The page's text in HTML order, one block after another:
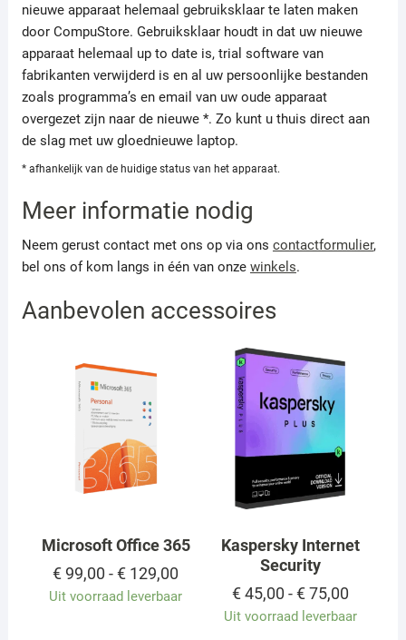
nieuwe apparaat helemaal gebruiksklaar te laten maken
door CompuStore. Gebruiksklaar houdt in dat uw nieuwe
apparaat helemaal up to date is, trial software van
fabrikanten verwijderd is en al uw persoonlijke bestanden
zoals programma’s en email van uw oude apparaat
overgezet zijn naar de nieuwe *. Zo kunt u thuis direct aan
de slag met uw gloednieuwe laptop.
* afhankelijk van de huidige status van het apparaat.
Meer informatie nodig
Neem gerust contact met ons op via ons contactformulier,
bel ons of kom langs in één van onze winkels.
Aanbevolen accessoires
Microsoft Office 365
€ 99,00 - € 129,00
tot
€ 129,00
Uit voorraad leverbaar
Kaspersky Internet
Security
€45,00 - €75,00
tot
Uit voorraad leverbaar